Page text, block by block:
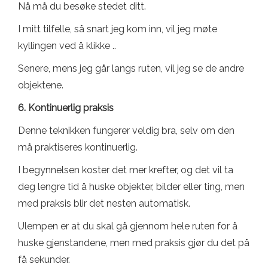
Nå må du besøke stedet ditt.
I mitt tilfelle, så snart jeg kom inn, vil jeg møte
kyllingen ved å klikke ..
Senere, mens jeg går langs ruten, vil jeg se de andre
objektene.
6. Kontinuerlig praksis
Denne teknikken fungerer veldig bra, selv om den
må praktiseres kontinuerlig.
I begynnelsen koster det mer krefter, og det vil ta
deg lengre tid å huske objekter, bilder eller ting, men
med praksis blir det nesten automatisk.
Ulempen er at du skal gå gjennom hele ruten for å
huske gjenstandene, men med praksis gjør du det på
få sekunder.